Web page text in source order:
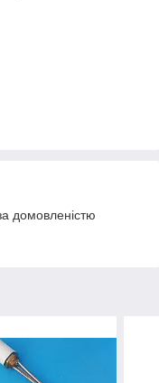
домовленістю